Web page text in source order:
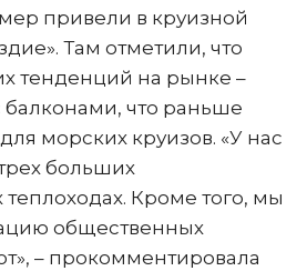
привели в круизной
Там отметили, что
тенденций на рынке –
балконами, что раньше
морских круизов. «У нас
больших
Кроме того, мы
общественных
– прокомментировала